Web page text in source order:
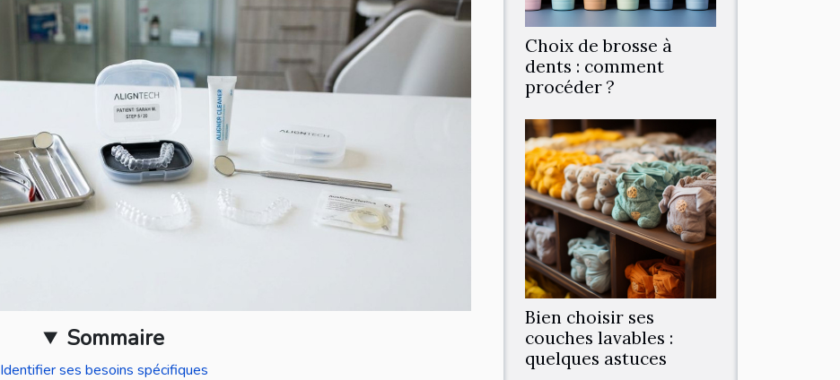
Sommaire
Identifier ses besoins spécifiques
Choix de brosse à
dents : comment
procéder ?
Bien choisir ses
couches lavables :
quelques astuces